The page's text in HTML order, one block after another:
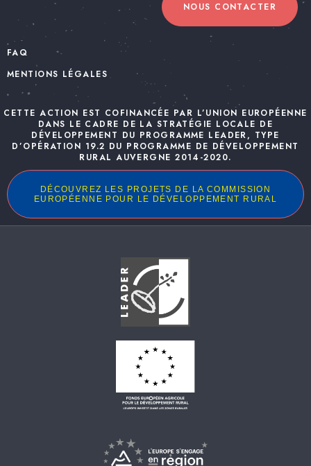
NOUS CONTACTER
FAQ
MENTIONS LÉGALES
CETTE ACTION EST COFINANCÉE PAR L’UNION EUROPÉENNE
DANS LE CADRE DE LA STRATÉGIE LOCALE DE
DÉVELOPPEMENT DU PROGRAMME LEADER, TYPE
D’OPÉRATION 19.2 DU PROGRAMME DE DÉVELOPPEMENT
RURAL AUVERGNE 2014-2020.
DÉCOUVREZ LES PROJETS DE LA COMMISSION
EUROPÉENNE POUR LE DÉVELOPPEMENT RURAL